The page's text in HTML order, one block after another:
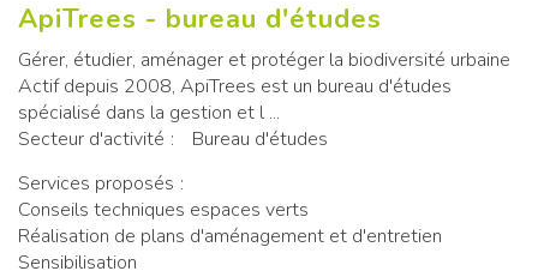
ApiTrees - bureau d'études
Gérer, étudier, aménager et protéger la biodiversité urbaine
Actif depuis 2008, ApiTrees est un bureau d'études
spécialisé dans la gestion et l ...
Secteur d'activité
Bureau d'études
Services proposés
Conseils techniques espaces verts
Réalisation de plans d'aménagement et d'entretien
Sensibilisation